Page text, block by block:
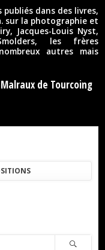
dans des livres,
sur la photographie et
Jacques-Louis Nyst,
les frères
autres mais
de Tourcoing